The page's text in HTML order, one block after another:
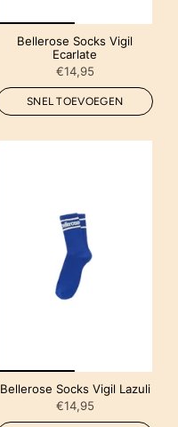
Bellerose Socks Vigil
Ecarlate
€14,95
SNEL TOEVOEGEN
Bellerose Socks Vigil Lazuli
€14,95